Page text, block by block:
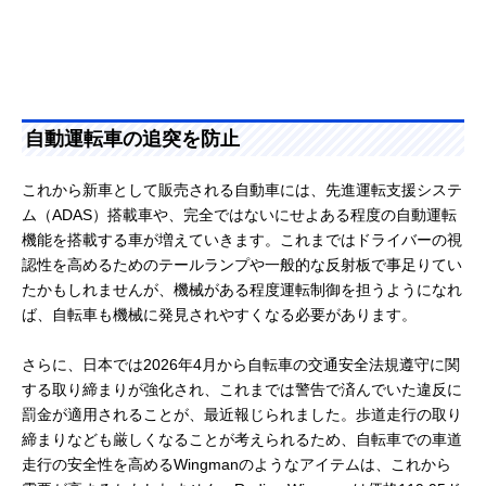
自動運転車の追突を防止
これから新車として販売される自動車には、先進運転支援システ
ム（ADAS）搭載車や、完全ではないにせよある程度の自動運転
機能を搭載する車が増えていきます。これまではドライバーの視
認性を高めるためのテールランプや一般的な反射板で事足りてい
たかもしれませんが、機械がある程度運転制御を担うようになれ
ば、自転車も機械に発見されやすくなる必要があります。
さらに、日本では2026年4月から自転車の交通安全法規遵守に関
する取り締まりが強化され、これまでは警告で済んでいた違反に
罰金が適用されることが、最近報じられました。歩道走行の取り
締まりなども厳しくなることが考えられるため、自転車での車道
走行の安全性を高めるWingmanのようなアイテムは、これから